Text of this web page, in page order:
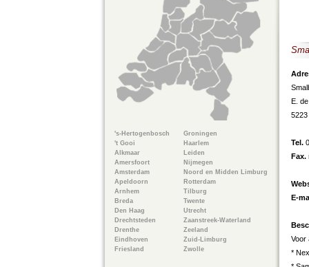
Groningen
Haarlem
Leiden
Nijmegen
Noord en Midden Limburg
Rotterdam
Tilburg
Twente
Utrecht
Zaanstreek-Waterland
Zeeland
Zuid-Limburg
Zwolle
's-Hertogenbosch
't Gooi
Alkmaar
Amersfoort
Amsterdam
Apeldoorn
Arnhem
Breda
Den Haag
Drechtsteden
Drenthe
Eindhoven
Friesland
E.
Tel.
Fax.
E-
Voor
*